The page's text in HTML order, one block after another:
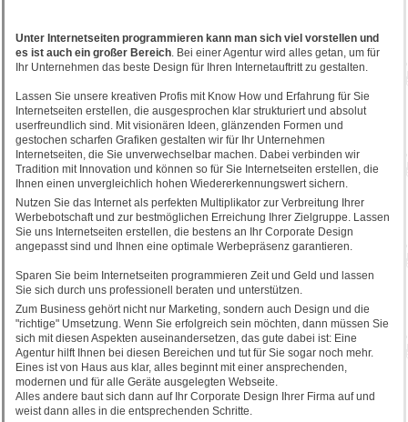
Unter Internetseiten programmieren kann man sich viel vorstellen und
es ist auch ein großer Bereich. Bei einer Agentur wird alles getan, um für
Ihr Unternehmen das beste Design für Ihren Internetauftritt zu gestalten.
Lassen Sie unsere kreativen Profis mit Know How und Erfahrung für Sie
Internetseiten erstellen, die ausgesprochen klar strukturiert und absolut
userfreundlich sind. Mit visionären Ideen, glänzenden Formen und
gestochen scharfen Grafiken gestalten wir für Ihr Unternehmen
Internetseiten, die Sie unverwechselbar machen. Dabei verbinden wir
Tradition mit Innovation und können so für Sie Internetseiten erstellen, die
Ihnen einen unvergleichlich hohen Wiedererkennungswert sichern.
Nutzen Sie das Internet als perfekten Multiplikator zur Verbreitung Ihrer
Werbebotschaft und zur bestmöglichen Erreichung Ihrer Zielgruppe. Lassen
Sie uns Internetseiten erstellen, die bestens an Ihr Corporate Design
angepasst sind und Ihnen eine optimale Werbepräsenz garantieren.
Sparen Sie beim Internetseiten programmieren Zeit und Geld und lassen
Sie sich durch uns professionell beraten und unterstützen.
Zum Business gehört nicht nur Marketing, sondern auch Design und die
"richtige" Umsetzung. Wenn Sie erfolgreich sein möchten, dann müssen Sie
sich mit diesen Aspekten auseinandersetzen, das gute dabei ist: Eine
Agentur hilft Ihnen bei diesen Bereichen und tut für Sie sogar noch mehr.
Eines ist von Haus aus klar, alles beginnt mit einer ansprechenden,
modernen und für alle Geräte ausgelegten Webseite.
Alles andere baut sich dann auf Ihr Corporate Design Ihrer Firma auf und
weist dann alles in die entsprechenden Schritte.